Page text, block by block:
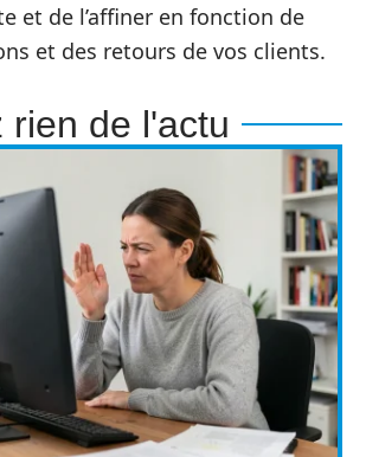
et de l’affiner en fonction de
et des retours de vos clients.
rien de l'actu